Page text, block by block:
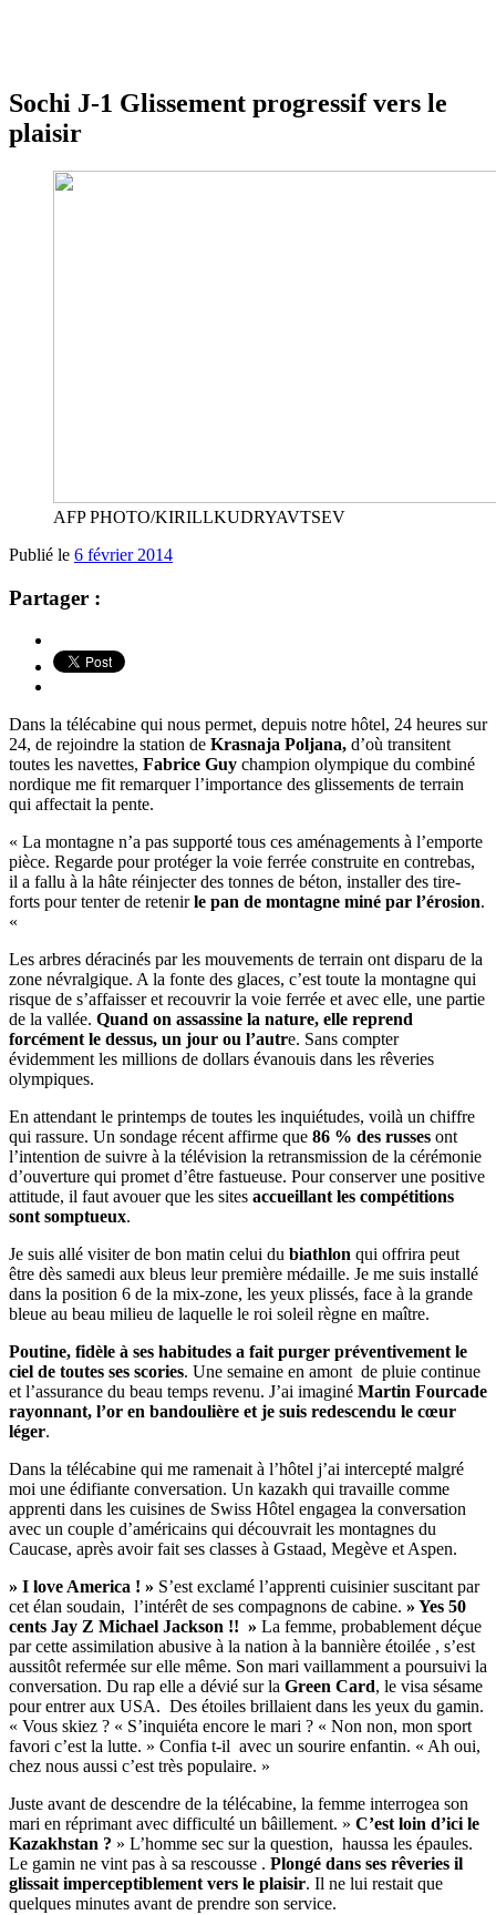
Sochi J-1 Glissement progressif vers le
plaisir
AFP PHOTO/KIRILLKUDRYAVTSEV
Publié le 6 février 2014
Partager :
Dans la télécabine qui nous permet, depuis notre hôtel, 24 heures sur
24, de rejoindre la station de Krasnaja Poljana, d’où transitent
toutes les navettes, Fabrice Guy champion olympique du combiné
nordique me fit remarquer l’importance des glissements de terrain
qui affectait la pente.
« La montagne n’a pas supporté tous ces aménagements à l’emporte
pièce. Regarde pour protéger la voie ferrée construite en contrebas,
il a fallu à la hâte réinjecter des tonnes de béton, installer des tire-
forts pour tenter de retenirle pan de montagne miné par l’érosion.
«
Les arbres déracinés par les mouvements de terrain ont disparu de la
zone névralgique. A la fonte des glaces, c’est toute la montagne qui
risque de s’affaisser et recouvrir la voie ferrée et avec elle, une partie
de la vallée. Quand on assassine la nature, elle reprend
forcément le dessus, un jour ou l’autre. Sans compter
évidemment les millions de dollars évanouis dans les rêveries
olympiques.
En attendant le printemps de toutes les inquiétudes, voilà un chiffre
qui rassure. Un sondage récent affirme que 86 % des russes ont
l’intention de suivre à la télévision la retransmission de la cérémonie
d’ouverture qui promet d’être fastueuse. Pour conserver une positive
attitude, il faut avouer que les sites accueillant les compétitions
sont somptueux.
Je suis allé visiter de bon matin celui du biathlon qui offrira peut
être dès samedi aux bleus leur première médaille. Je me suis installé
dans la position 6 de la mix-zone, les yeux plissés, face à la grande
bleue au beau milieu de laquelle le roi soleil règne en maître.
Poutine, fidèle à ses habitudes a fait purger préventivement le
ciel de toutes ses scories. Une semaine en amont de pluie continue
et l’assurance du beau temps revenu. J’ai imaginé Martin Fourcade
rayonnant, l’or en bandoulière et je suis redescendu le cœur
léger.
Dans la télécabine qui me ramenait à l’hôtel j’ai intercepté malgré
moi une édifiante conversation. Un kazakh qui travaille comme
apprenti dans les cuisines de Swiss Hôtel engagea la conversation
avec un couple d’américains qui découvrait les montagnes du
Caucase, après avoir fait ses classes à Gstaad, Megève et Aspen.
» I love America ! » S’est exclamé l’apprenti cuisinier suscitant par
cet élan soudain, l’intérêt de ses compagnons de cabine. » Yes 50
cents Jay Z Michael Jackson !! » La femme, probablement déçue
par cette assimilation abusive à la nation à la bannière étoilée , s’est
aussitôt refermée sur elle même. Son mari vaillamment a poursuivi la
conversation. Du rap elle a dévié sur la Green Card, le visa sésame
pour entrer aux USA. Des étoiles brillaient dans les yeux du gamin.
« Vous skiez ? « S’inquiéta encore le mari ? « Non non, mon sport
favori c’est la lutte. » Confia t-il avec un sourire enfantin. « Ah oui,
chez nous aussi c’est très populaire. »
Juste avant de descendre de la télécabine, la femme interrogea son
mari en réprimant avec difficulté un bâillement. » C’est loin d’ici le
Kazakhstan ? » L’homme sec sur la question, haussa les épaules.
Le gamin ne vint pas à sa rescousse . Plongé dans ses rêveries il
glissait imperceptiblement vers le plaisir. Il ne lui restait que
quelques minutes avant de prendre son service.